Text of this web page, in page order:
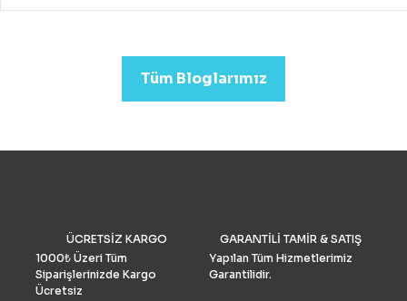
drone almak mümkündür.
emlak)sektörleri için
Drone Fiyatları oldukça
grubu Drone Industry
tarafından FAA drone
numaralarının analizine
Tüm Bloglarımız
ÜCRETSİZ KARGO
1000₺ Üzeri Tüm
Siparişlerinizde Kargo
Ücretsiz
GARANTİLİ TAMİR & SATIŞ
Yapılan Tüm Hizmetlerimiz
Garantilidir.